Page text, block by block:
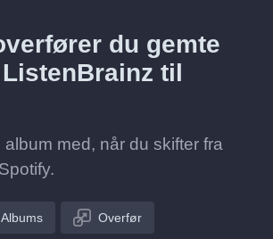
du gemte
til
med, når du skifter fra
Albums Overfør